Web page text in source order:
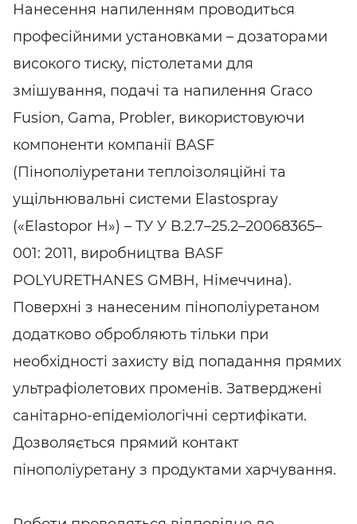
Нанесення напиленням проводиться
професійними установками – дозаторами
високого тиску, пістолетами для
змішування, подачі та напилення Graco
Fusion, Gama, Probler, використовуючи
компоненти компанії BASF
(Пінополіуретани теплоізоляційні та
ущільнювальні системи Elastospray
(«Elastopor H») – ТУ У В.2.7–25.2–20068365–
001: 2011, виробництва BASF
POLYURETHANES GMBH, Німеччина).
Поверхні з нанесеним пінополіуретаном
додатково обробляють тільки при
необхідності захисту від попадання прямих
ультрафіолетових променів. Затверджені
санітарно-епідеміологічні сертифікати.
Дозволяється прямий контакт
пінополіуретану з продуктами харчування.